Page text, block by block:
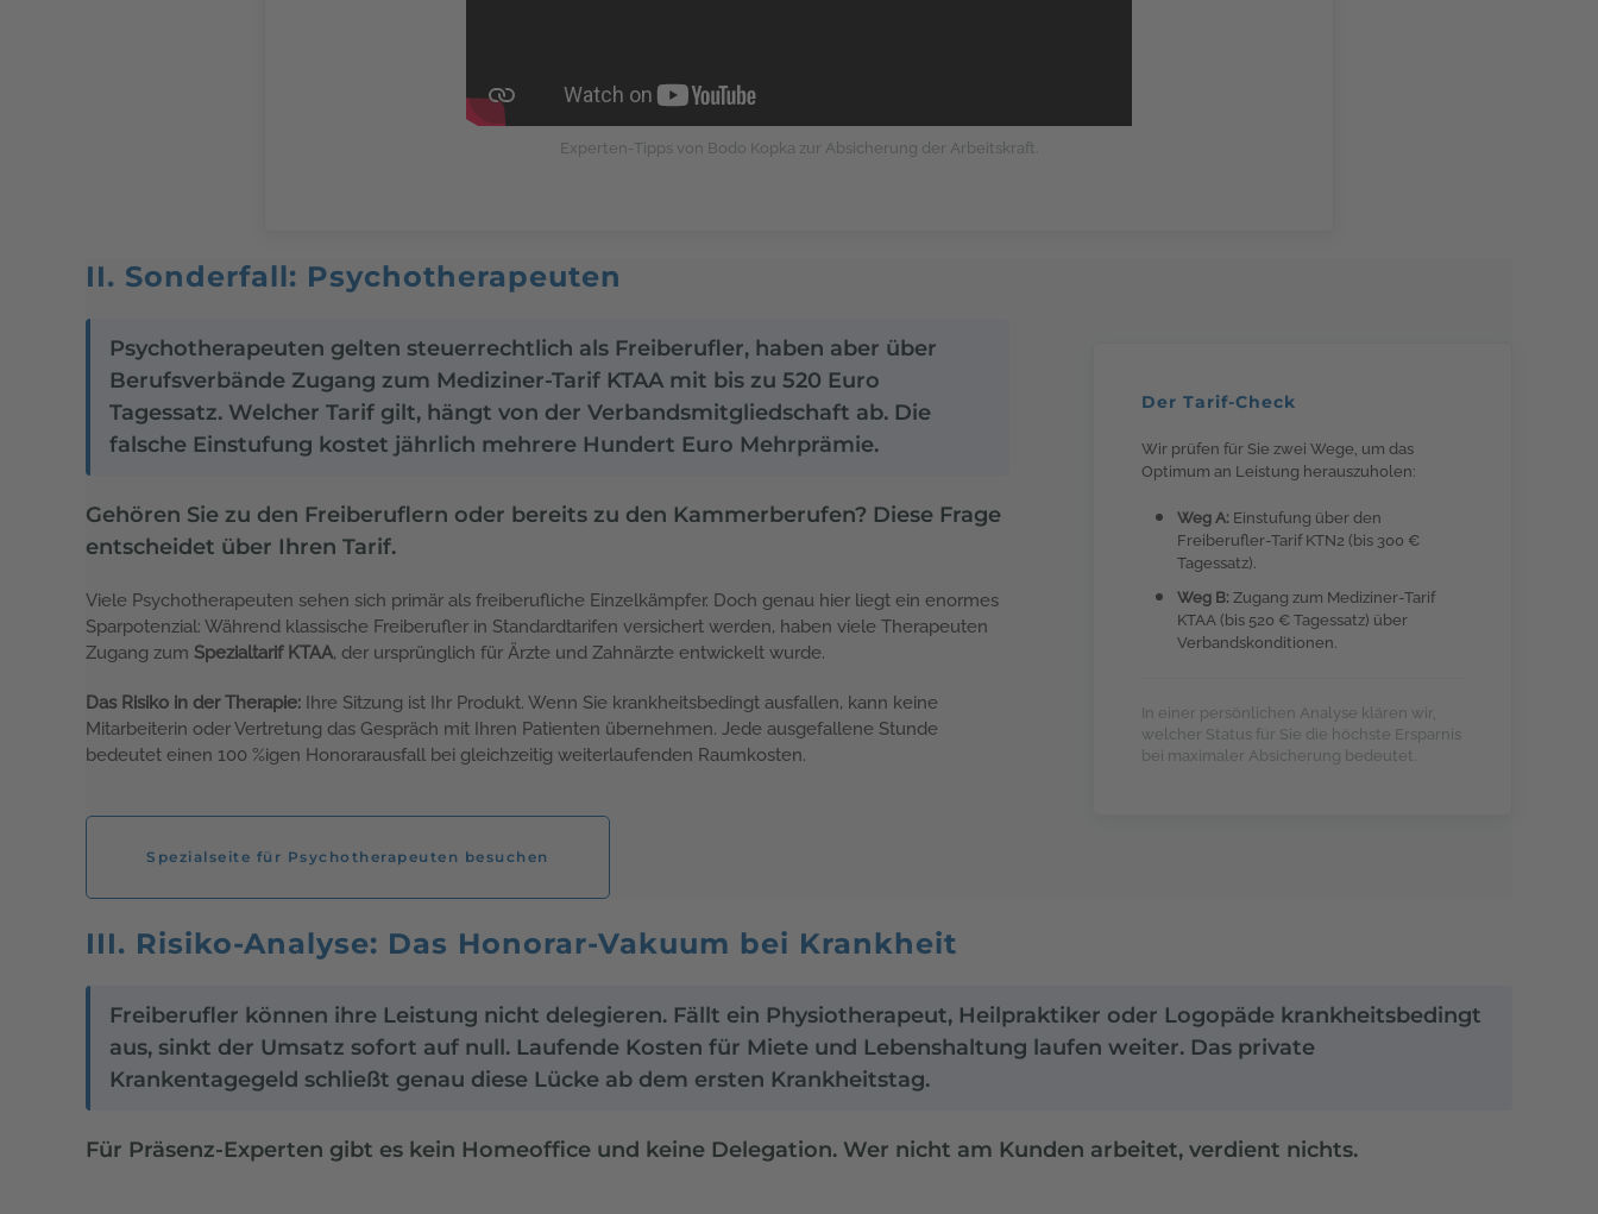
Experten-Tipps von Bodo Kopka zur Absicherung der Arbeitskraft.
II. Sonderfall: Psychotherapeuten
Psychotherapeuten gelten steuerrechtlich als Freiberufler, haben aber über
Berufsverbände Zugang zum Mediziner-Tarif KTAA mit bis zu 520 Euro
Tagessatz. Welcher Tarif gilt, hängt von der Verbandsmitgliedschaft ab. Die
falsche Einstufung kostet jährlich mehrere Hundert Euro Mehrprämie.
Gehören Sie zu den Freiberuflern oder bereits zu den Kammerberufen? Diese Frage
entscheidet über Ihren Tarif.
Viele Psychotherapeuten sehen sich primär als freiberufliche Einzelkämpfer. Doch genau hier liegt ein enormes
Sparpotenzial: Während klassische Freiberufler in Standardtarifen versichert werden, haben viele Therapeuten
Zugang zum Spezialtarif KTAA, der ursprünglich für Ärzte und Zahnärzte entwickelt wurde.
Das Risiko in der Therapie: Ihre Sitzung ist Ihr Produkt. Wenn Sie krankheitsbedingt ausfallen, kann keine
Mitarbeiterin oder Vertretung das Gespräch mit Ihren Patienten übernehmen. Jede ausgefallene Stunde
bedeutet einen 100 %igen Honorarausfall bei gleichzeitig weiterlaufenden Raumkosten.
Spezialseite für Psychotherapeuten besuchen
Der Tarif-Check
Wir prüfen für Sie zwei Wege, um das
Optimum an Leistung herauszuholen:
Weg A: Einstufung über den
Freiberufler-Tarif KTN2 (bis 300 €
Tagessatz).
Weg B: Zugang zum Mediziner-Tarif
KTAA (bis 520 € Tagessatz) über
Verbandskonditionen.
In einer persönlichen Analyse klären wir,
welcher Status für Sie die höchste Ersparnis
bei maximaler Absicherung bedeutet.
III. Risiko-Analyse: Das Honorar-Vakuum bei Krankheit
Freiberufler können ihre Leistung nicht delegieren. Fällt ein Physiotherapeut, Heilpraktiker oder Logopäde krankheitsbedingt
aus, sinkt der Umsatz sofort auf null. Laufende Kosten für Miete und Lebenshaltung laufen weiter. Das private
Krankentagegeld schließt genau diese Lücke ab dem ersten Krankheitstag.
Für Präsenz-Experten gibt es kein Homeoffice und keine Delegation. Wer nicht am Kunden arbeitet, verdient nichts.